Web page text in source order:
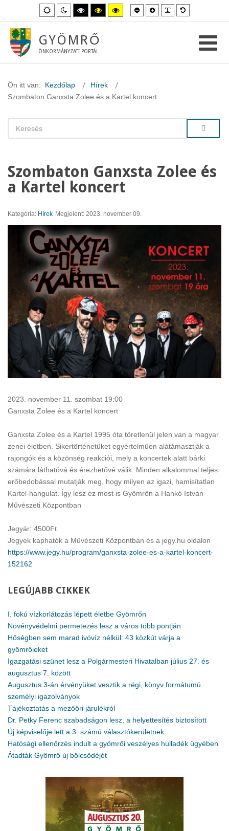
Alapértelmezett
mód
Éjszakai
mód
Magas
kontraszt
fekete-
mód.
Magas
kontraszt
fekete-
Magas
kontraszt
sárga-
Kisebb
betűméret
Nagyobb
betűméret
GYÖMRŐ
ÖNKORMÁNYZATI PORTÁL
Ön itt van: Kezdőlap
Hírek
Szombaton Ganxsta Zolee és a Kartel koncert
Szombaton Ganxsta Zolee és
a Kartel koncert
Kategória: Hírek Megjelent: 2023. november 09.
2023. november 11. szombat 19:00
Ganxsta Zolee és a Kartel koncert
Ganxsta Zolee és a Kartel 1995 óta töretlenül jelen van a magyar
zenei életben. Sikertörténetüket egyértelműen alátámasztják a
rajongók és a közönség reakciói, mely a koncertek alatt bárki
számára láthatóvá és érezhetővé válik. Minden alkalommal teljes
erőbedobással mutatják meg, hogy milyen az igazi, hamisítatlan
Kartel-hangulat. Így lesz ez most is Gyömrőn a Hankó István
Művészeti Központban
Jegyár: 4500Ft
Jegyek kaphatók a Művészeti Központban és a jegy.hu oldalon
https://www.jegy.hu/program/ganxsta-zolee-es-a-kartel-koncert-
152162
LEGÚJABB CIKKEK
I. fokú vízkorlátozás lépett életbe Gyömrőn
Növényvédelmi permetezés lesz a város több pontján
Hőségben sem marad ivóvíz nélkül: 43 közkút várja a
gyömrőieket
Igazgatási szünet lesz a Polgármesteri Hivatalban július 27. és
augusztus 7. között
Augusztus 3-án érvényüket vesztik a régi, könyv formátumú
személyi igazolványok
Tájékoztatás a mezőőri járulékról
Dr. Petky Ferenc szabadságon lesz, a helyettesítés biztosított
Új képviselője lett a 3. számú választókerületnek
Hatósági ellenőrzés indult a gyömrői veszélyes hulladék ügyében
Átadták Gyömrő új bölcsődéjét